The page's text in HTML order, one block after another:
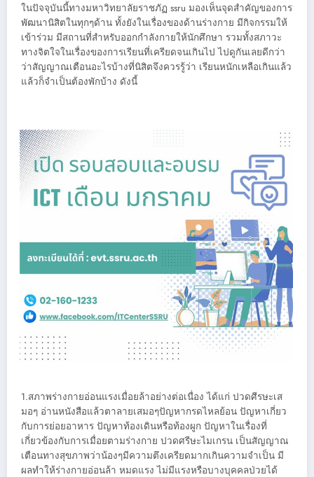
ในปัจจุบันนี้ทางมหาวิทยาลัยราชภัฏ ssru มองเห็นจุดสำคัญของการ
พัฒนานิสิตในทุกๆด้าน ทั้งยังในเรื่องของด้านร่างกาย มีกิจกรรมให้
เข้าร่วม มีสถานที่สำหรับออกกำลังกายให้นักศึกษา รวมทั้งสภาวะ
ทางจิตใจในเรื่องของการเรียนที่เครียดจนเกินไป ไปดูกันเลยดีกว่า
ว่าสัญญาณเตือนอะไรบ้างที่นิสิตจึงควรรู้ว่า เรียนหนักเหลือเกินแล้ว
แล้วก็จำเป็นต้องพักบ้าง ดังนี้
1.สภาพร่างกายอ่อนแรงเมื่อยล้าอย่างต่อเนื่อง ได้แก่ ปวดศีรษะเส
มอๆ อ่านหนังสือแล้วตาลายเสมอๆปัญหากรดไหลย้อน ปัญหาเกี่ยว
กับการย่อยอาหาร ปัญหาท้องเดินหรือท้องผูก ปัญหาในเรื่องที่
เกี่ยวข้องกับการเมื่อยตามร่างกาย ปวดศรีษะไมเกรน เป็นสัญญาณ
เตือนทางสุขภาพว่าน้องๆมีความตึงเครียดมากเกินความจำเป็น มี
ผลทำให้ร่างกายอ่อนล้า หมดแรง ไม่มีแรงหรือบางบุคคลป่วยได้